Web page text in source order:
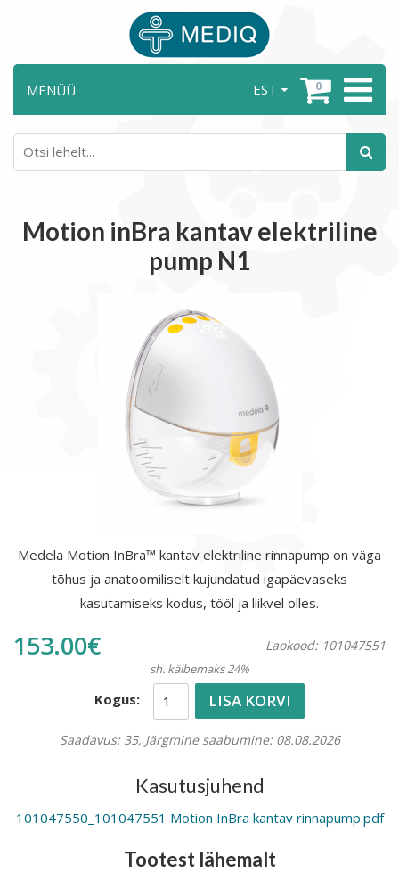
EST 0
MENÜÜ
Motion inBra kantav elektriline
pump N1
Medela Motion InBra™ kantav elektriline rinnapump on väga
tõhus ja anatoomiliselt kujundatud igapäevaseks
kasutamiseks kodus, tööl ja liikvel olles.
153.00€ Laokood: 101047551
sh. käibemaks 24%
Kogus: LISA KORVI
Saadavus: 35, Järgmine saabumine: 08.08.2026
Kasutusjuhend
101047550_101047551 Motion InBra kantav rinnapump.pdf
Tootest lähemalt